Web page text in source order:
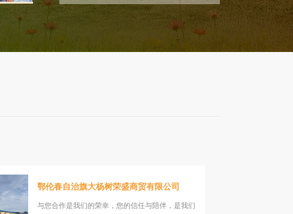
鄂伦春自治旗大杨树荣盛商贸有限公司
与您合作是我们的荣幸，您的信任与陪伴，是我们